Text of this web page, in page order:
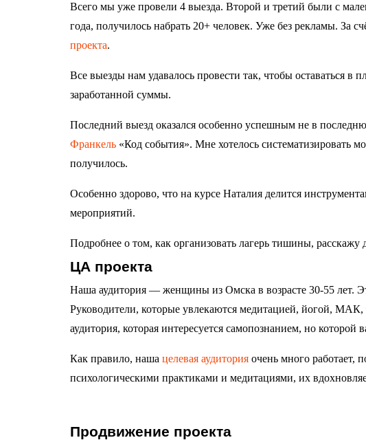
Всего мы уже провели 4 выезда. Второй и третий были с
года, получилось набрать 20+ человек. Уже без рекламы. За
проекта.
Все выезды нам удавалось провести так, чтобы оставаться в
заработанной суммы.
Последний выезд оказался особенно успешным не в
Франкель «Код события». Мне хотелось систематизировать
получилось.
Особенно здорово, что на курсе Наталия делится
мероприятий.
Подробнее о том, как организовать лагерь тишины, расскажу
ЦА проекта
Наша аудитория — женщины из Омска в возрасте 30-55 лет.
Руководители, которые увлекаются медитацией, йогой,
аудитория, которая интересуется самопознанием, но
Как правило, наша целевая аудитория очень много работает,
психологическими практиками и медитациями, их
Продвижение проекта